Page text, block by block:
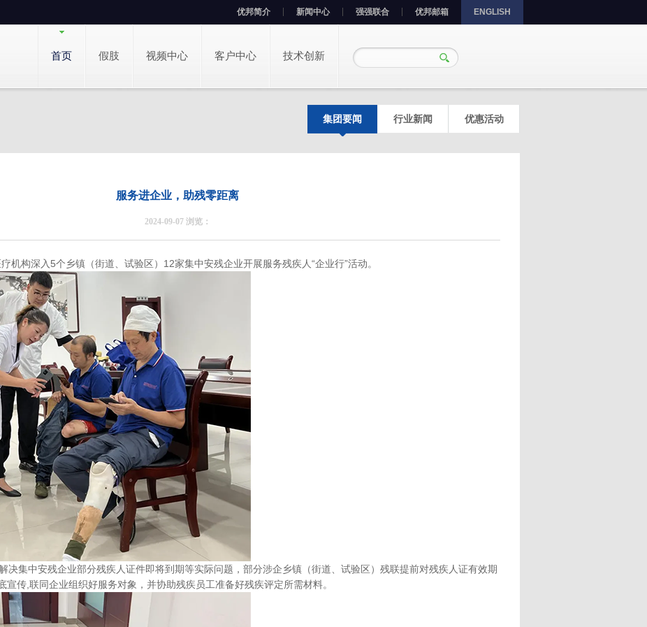
优邦简介 新闻中心 强强联合 优邦邮箱 ENGLISH
首页 假肢 视频中心 客户中心 技术创新
集团要闻 行业新闻 优惠活动
服务进企业，助残零距离
2024-09-07 浏览：
机构深入5个乡镇（街道、试验区）12家集中安残企业开展服务残疾人“企业行”活动。
决集中安残企业部分残疾人证件即将到期等实际问题，部分涉企乡镇（街道、试验区）残联提前对残疾人证有效期
传,联同企业组织好服务对象，并协助残疾员工准备好残疾评定所需材料。